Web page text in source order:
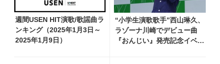
週間USEN HIT演歌/歌謡曲ラ
ンキング（2025年1月3日～
2025年1月9日）
“小学生演歌歌手”西山琳久、
ラゾーナ川崎でデビュー曲
『おんじい』発売記念イベン